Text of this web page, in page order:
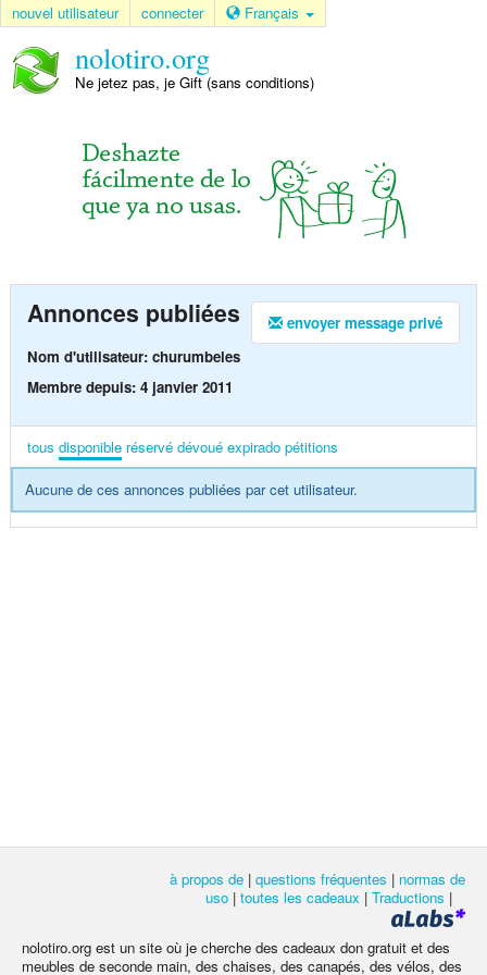
nouvel utilisateur connecter Français
nolotiro.org
Ne jetez pas, je Gift (sans conditions)
envoyer message privé
Annonces publiées
Nom d'utilisateur: churumbeles
Membre depuis: 4 janvier 2011
tous disponible réservé dévoué expirado pétitions
Aucune de ces annonces publiées par cet utilisateur.
à propos de | questions fréquentes | normas de
uso | toutes les cadeaux | Traductions |
nolotiro.org est un site où je cherche des cadeaux don gratuit et des
meubles de seconde main, des chaises, des canapés, des vélos, des